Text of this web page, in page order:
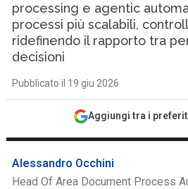
processing e agentic
processi più scalabili,
ridefinendo il rapporto tra
decisioni
Pubblicato il 19 giu 2026
Aggiungi tra i
Alessandro Occhini
Head Of Area Document Process